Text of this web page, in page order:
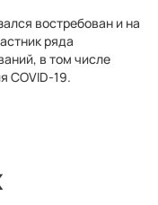
востребован и на
ряда
в том числе
COVID-19.